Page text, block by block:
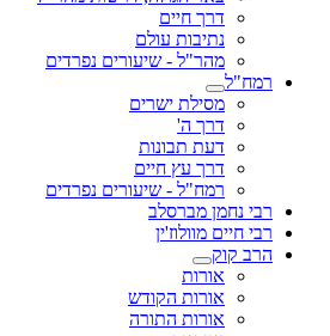
דרך חיים
נתיבות עולם
מהר"ל - שיעורים נפרדים
רמח"ל
מסילת ישרים
דרך ה'
דעת תבונות
דרך עץ חיים
רמח"ל - שיעורים נפרדים
רבי נחמן מברסלב
רבי חיים מוולוז'ין
הרב קוק
אורות
אורות הקודש
אורות התורה